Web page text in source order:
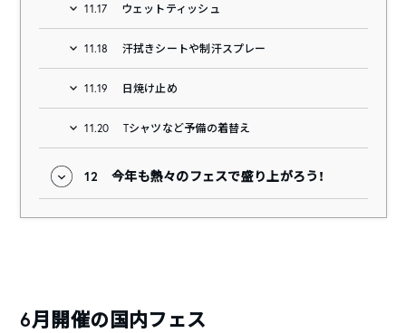
11.17 ウェットティッシュ
11.18 汗拭きシートや制汗スプレー
11.19 日焼け止め
11.20 Tシャツなど予備の着替え
12 今年も熱々のフェスで盛り上がろう！
6月開催の国内フェス